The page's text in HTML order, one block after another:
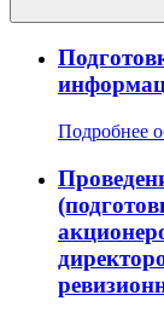
Подробнее